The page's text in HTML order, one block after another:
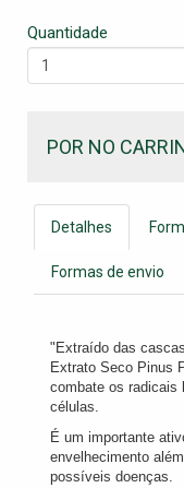
Quantidade
POR NO
Detalhes
Formas de envio
"Extraído das
Extrato Seco Pinus
combate os radicais
células.
É um importante
envelhecimento
possíveis doenças.